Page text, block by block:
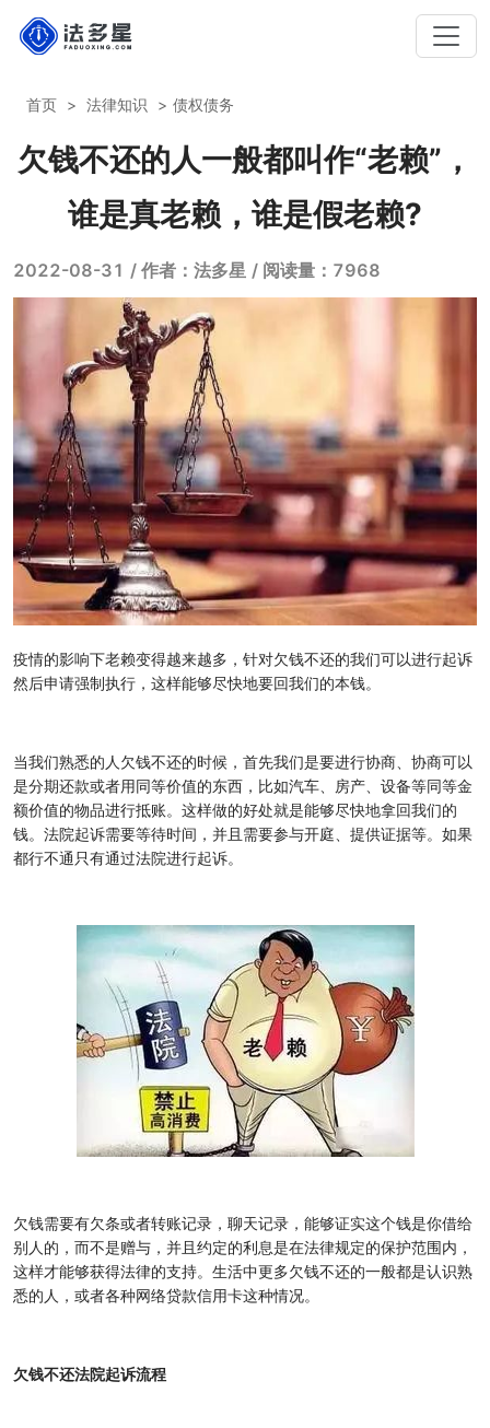
首页 法律知识 债权债务
欠钱不还的人一般都叫作“老赖”，
谁是真老赖，谁是假老赖?
2022-08-31 / 作者：法多星 / 阅读量：7968
疫情的影响下老赖变得越来越多，针对欠钱不还的我们可以进行起诉
然后申请强制执行，这样能够尽快地要回我们的本钱。
当我们熟悉的人欠钱不还的时候，首先我们是要进行协商、协商可以
是分期还款或者用同等价值的东西，比如汽车、房产、设备等同等金
额价值的物品进行抵账。这样做的好处就是能够尽快地拿回我们的
钱。法院起诉需要等待时间，并且需要参与开庭、提供证据等。如果
都行不通只有通过法院进行起诉。
欠钱需要有欠条或者转账记录，聊天记录，能够证实这个钱是你借给
别人的，而不是赠与，并且约定的利息是在法律规定的保护范围内，
这样才能够获得法律的支持。生活中更多欠钱不还的一般都是认识熟
悉的人，或者各种网络贷款信用卡这种情况。
欠钱不还法院起诉流程